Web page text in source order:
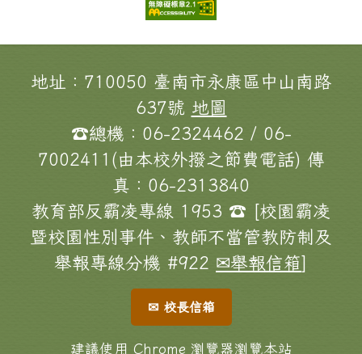
頁尾區域內容
地址：710050 臺南市永康區中山南路
637號 地圖
☎總機：06-2324462 / 06-
7002411(由本校外撥之節費電話) 傳
真：06-2313840
教育部反霸凌專線 1953 ☎ [校園霸凌
暨校園性別事件、教師不當管教防制及
舉報專線分機 #922 ✉舉報信箱]
✉ 校長信箱
建議使用 Chrome 瀏覽器瀏覽本站